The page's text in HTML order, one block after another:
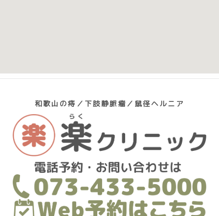
和歌山の痔／下肢静脈瘤／鼠径ヘルニア